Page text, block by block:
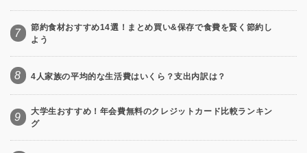
7
節約食材おすすめ14選！まとめ買い&保存で食費を賢く節約し
よう
8 4人家族の平均的な生活費はいくら？支出内訳は？
9
大学生おすすめ！年会費無料のクレジットカード比較ランキン
グ